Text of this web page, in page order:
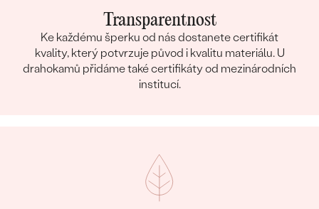
Transparentnost
Ke každému šperku od nás dostanete certifikát
kvality, který potvrzuje původ i kvalitu materiálu. U
drahokamů přidáme také certifikáty od mezinárodních
institucí.